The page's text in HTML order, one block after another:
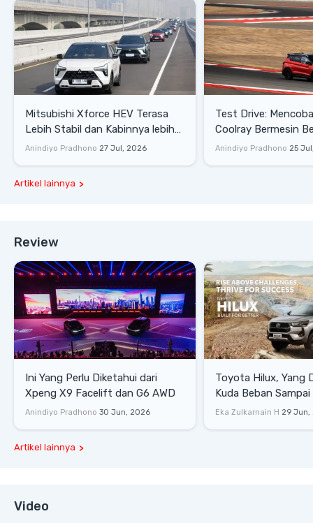
Mitsubishi Xforce HEV Terasa
Lebih Stabil dan Kabinnya lebih
Senyap
Anindiyo Pradhono 27 Jul, 2026
Test Drive: Mencoba Geely
Coolray Bermesin
di Sirkuit Mandalika
Anindiyo Pradhono 25
Artikel lainnya
Review
Ini Yang Perlu Diketahui dari
Xpeng X9 Facelift dan G6 AWD
Anindiyo Pradhono 30 Jun, 2026
Toyota Hilux, Yang
Kuda Beban
Lifestyle
Eka Zulkarnain H 29 Jun,
Artikel lainnya
Video